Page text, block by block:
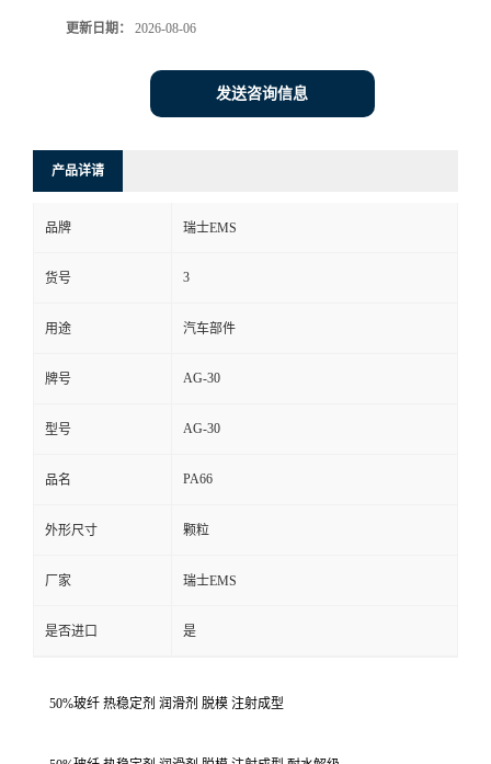
更新日期： 2026-08-06
发送咨询信息
产品详请
品牌 瑞士EMS
货号 3
用途 汽车部件
牌号 AG-30
型号 AG-30
品名 PA66
外形尺寸 颗粒
厂家 瑞士EMS
是否进口 是
50%玻纤 热稳定剂 润滑剂 脱模 注射成型